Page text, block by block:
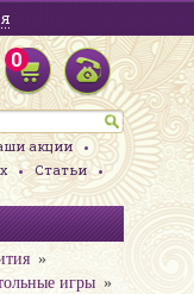
0
акции
Статьи
игры